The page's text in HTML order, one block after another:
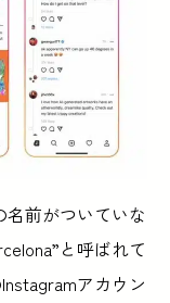
名前がついていな
と呼ばれて
アカウン